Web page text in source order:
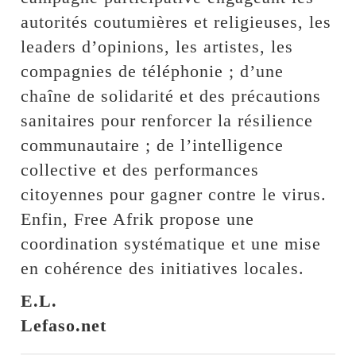
autorités coutumières et religieuses, les
leaders d’opinions, les artistes, les
compagnies de téléphonie ; d’une
chaîne de solidarité et des précautions
sanitaires pour renforcer la résilience
communautaire ; de l’intelligence
collective et des performances
citoyennes pour gagner contre le virus.
Enfin, Free Afrik propose une
coordination systématique et une mise
en cohérence des initiatives locales.
E.L.
Lefaso.net